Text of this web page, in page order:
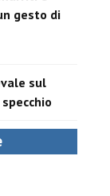
gesto di
sul